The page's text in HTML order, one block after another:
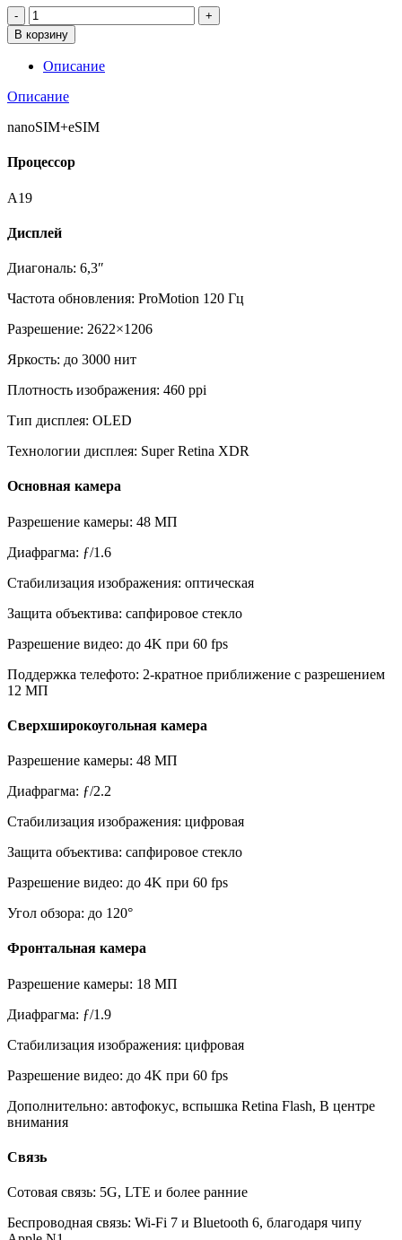
Количество
товара
iPhone
17
512Gb
Лаванда
В корзину
Описание
Описание
nanoSIM+eSIM
Процессор
A19
Дисплей
Диагональ: 6,3″
Частота обновления: ProMotion 120 Гц
Разрешение: 2622×1206
Яркость: до 3000 нит
Плотность изображения: 460 ppi
Тип дисплея: OLED
Технологии дисплея: Super Retina XDR
Основная камера
Разрешение камеры: 48 МП
Диафрагма: ƒ/1.6
Стабилизация изображения: оптическая
Защита объектива: сапфировое стекло
Разрешение видео: до 4K при 60 fps
Поддержка телефото: 2-кратное приближение с разрешением
12 МП
Сверхширокоугольная камера
Разрешение камеры: 48 МП
Диафрагма: ƒ/2.2
Стабилизация изображения: цифровая
Защита объектива: сапфировое стекло
Разрешение видео: до 4K при 60 fps
Угол обзора: до 120°
Фронтальная камера
Разрешение камеры: 18 МП
Диафрагма: ƒ/1.9
Стабилизация изображения: цифровая
Разрешение видео: до 4K при 60 fps
Дополнительно: автофокус, вспышка Retina Flash, В центре
внимания
Связь
Сотовая связь: 5G, LTE и более ранние
Беспроводная связь: Wi‑Fi 7 и Bluetooth 6, благодаря чипу